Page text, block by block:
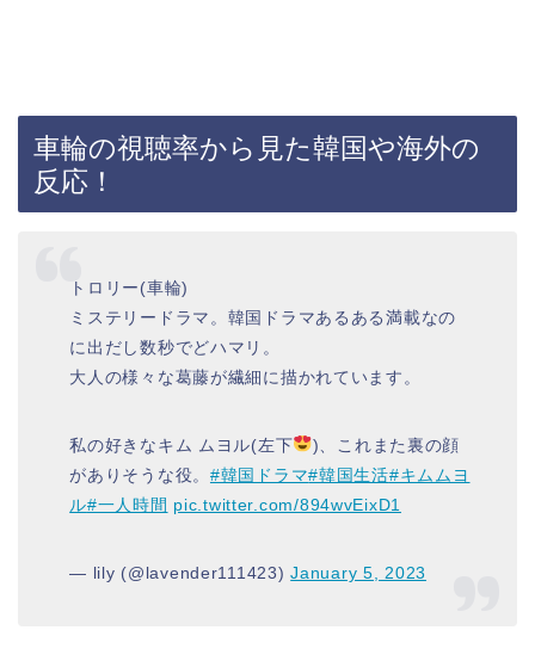
車輪の視聴率から見た韓国や海外の
反応！
トロリー(車輪)
ミステリードラマ。韓国ドラマあるある満載なの
に出だし数秒でどハマリ。
大人の様々な葛藤が繊細に描かれています。
私の好きなキム ムヨル(左下
)、これまた裏の顔
がありそうな役。 #韓国ドラマ#韓国生活#キムムヨ
ル#一人時間 pic.twitter.com/894wvEixD1
— lily (@lavender111423)January 5, 2023